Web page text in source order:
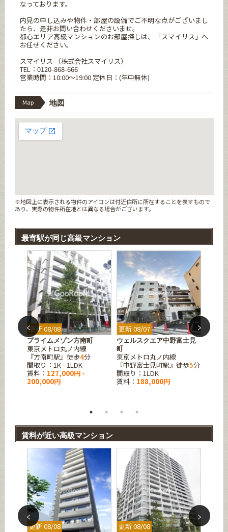
なっております。
内見の申し込みや物件・部屋の設備でご不明な点がございまし
たら、是非お問い合わせくださいませ。
都心エリア高級マンションのお部屋探しは、「スマイリス」へ
お任せください。
スマイリス （株式会社スマイリス）
TEL：0120-868-666
営業時間：10:00～19:00 定休日：(年中無休)
Map 地図
※地図上に表示される物件のアイコンは付近住所に所在することを表すもので
あり、実際の物件所在地とは異なる場合がございます。
最寄駅が同じ高級マンション
更新 08/08
プライムメゾン方南町
東京メトロ丸ノ内線
『方南町駅』徒歩4分
間取り：1K - 1LDK
賃料： 127,000円 -
200,000円
更新 08/07
ウェルスクエア中野富士見
町
東京メトロ丸ノ内線
『中野富士見町駅』徒歩5分
間取り：1LDK
賃料： 188,000円
更新
賃料が近い高級マンション
更新 08/08 更新 08/08